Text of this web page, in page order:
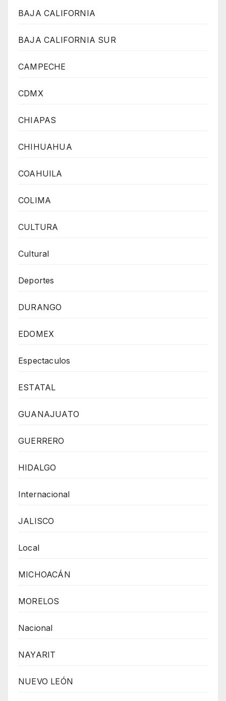
BAJA CALIFORNIA
BAJA CALIFORNIA SUR
CAMPECHE
CDMX
CHIAPAS
CHIHUAHUA
COAHUILA
COLIMA
CULTURA
Cultural
Deportes
DURANGO
EDOMEX
Espectaculos
ESTATAL
GUANAJUATO
GUERRERO
HIDALGO
Internacional
JALISCO
Local
MICHOACÁN
MORELOS
Nacional
NAYARIT
NUEVO LEÓN